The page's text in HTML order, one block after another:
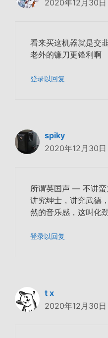
2020年12月30
看来买这机器就是交
老外的镰刀更锋利啊
登录以回复
spiky
2020年12月30
所谓英国声 — 不讲蛮
讲究绅士， 讲究武德
然的音乐感，这叫化
登录以回复
t x
2020年12月30